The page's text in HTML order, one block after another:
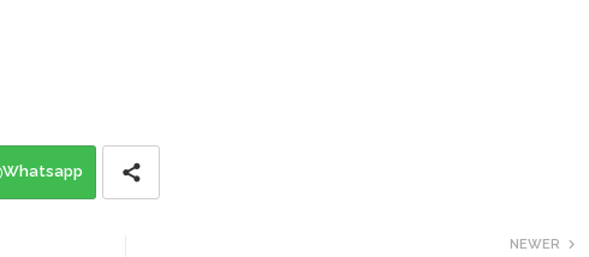
Whatsapp
NEWER